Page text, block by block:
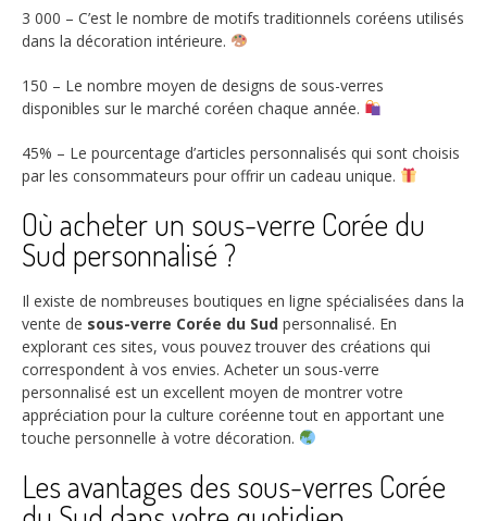
3 000 – C’est le nombre de motifs traditionnels coréens utilisés
dans la décoration intérieure.
150 – Le nombre moyen de designs de sous-verres
disponibles sur le marché coréen chaque année.
45% – Le pourcentage d’articles personnalisés qui sont choisis
par les consommateurs pour offrir un cadeau unique.
Où acheter un sous-verre Corée du
Sud personnalisé ?
Il existe de nombreuses boutiques en ligne spécialisées dans la
vente de sous-verre Corée du Sud personnalisé. En
explorant ces sites, vous pouvez trouver des créations qui
correspondent à vos envies. Acheter un sous-verre
personnalisé est un excellent moyen de montrer votre
appréciation pour la culture coréenne tout en apportant une
touche personnelle à votre décoration.
Les avantages des sous-verres Corée